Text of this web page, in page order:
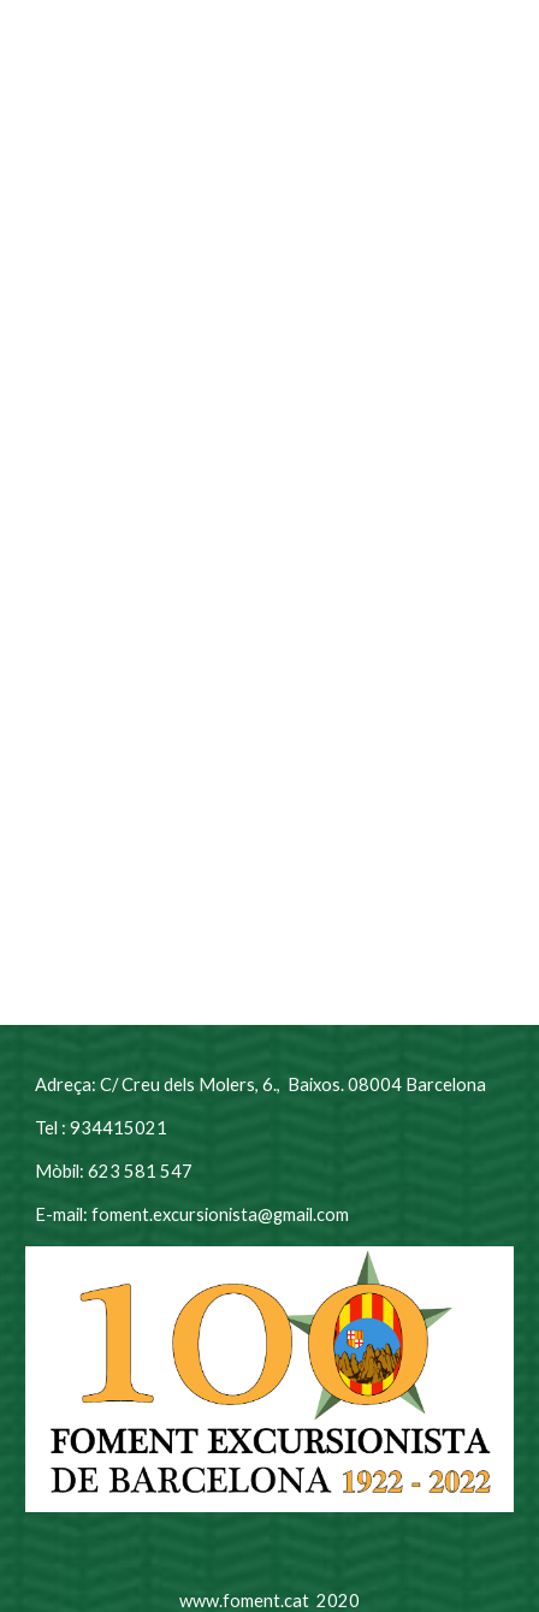
Adreça: C/ Creu dels Molers, 6., Baixos. 08004 Barcelona
Tel : 934415021
Mòbil: 623 581 547
E-mail: foment.excursionista@gmail.com
www.foment.cat 2020